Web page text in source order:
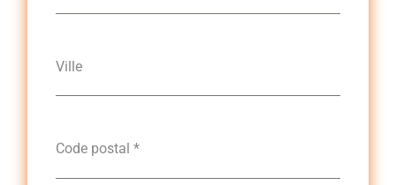
Ville
Code postal*